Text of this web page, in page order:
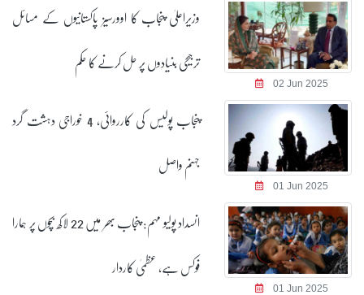
02 Jun 2025
وزیراعلیٰ پنجاب کا اوورسیز پاکستانیوں کے مسائل
ترجیحی بنیادوں پر حل کرنے کا حکم
01 Jun 2025
پنجاب پولیس کی کارروائی، 4 خوراجی دہشت گرد
جہنم واصل
01 Jun 2025
انسداد پولیو مہم: پنجاب بھر میں 22 لاکھ بچوں پر ہمارا
فوکس ہے، عظمیٰ کاردار